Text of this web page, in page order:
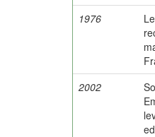
1976
2002